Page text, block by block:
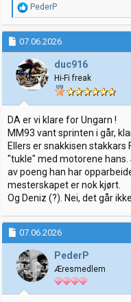
R
e
a
k
s
j
o
n
e
r
:
PederP
07.06.2026
duc916
Hi-Fi freak
DA er vi klare for Ungarn !
MM93 vant sprinten i går,
Ellers er snakkisen
"tukle" med motorene
av poeng han har
mesterskapet er nok kjørt.
Og Deniz (?). Nei, det går
07.06.2026
PederP
Æresmedlem